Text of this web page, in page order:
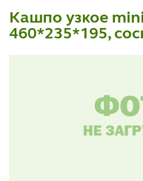
Кашпо узкое
460*235*195,